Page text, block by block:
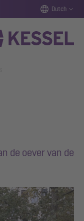
Dutch
de oever van de